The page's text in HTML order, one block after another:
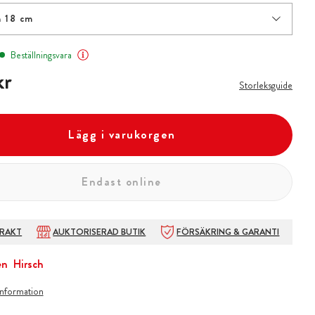
18 cm
Beställningsvara
Storleksguide
Lägg i varukorgen
Endast online
AUKTORISERAD BUTIK FÖRSÄKRING & GARANTI
Hirsch